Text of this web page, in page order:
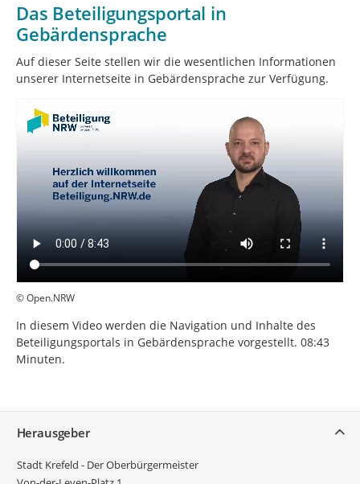
Das Beteiligungsportal in
Gebärdensprache
Auf dieser Seite stellen wir die we­sent­lichen In­for­ma­tionen
unserer In­ter­netseite in Ge­bär­den­sprache zur Ver­fügung.
© Open.NRW
In diesem Video werden die Navigation und Inhalte des
Beteiligungsportals in Gebärdensprache vorgestellt. 08:43
Minuten.
Herausgeber
Stadt Krefeld - Der Oberbürgermeister